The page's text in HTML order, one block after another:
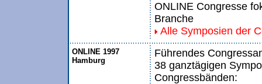
ONLINE Congresse
Branche
Alle Symposien der
ONLINE 1997
Hamburg
Führendes
38 ganztägigen
Congressbänden: